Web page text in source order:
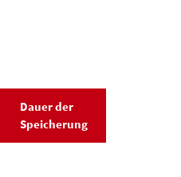
Dauer der
Speicherung